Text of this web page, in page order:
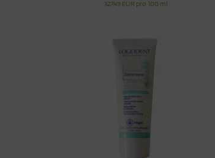
327,49 EUR pro 100 ml